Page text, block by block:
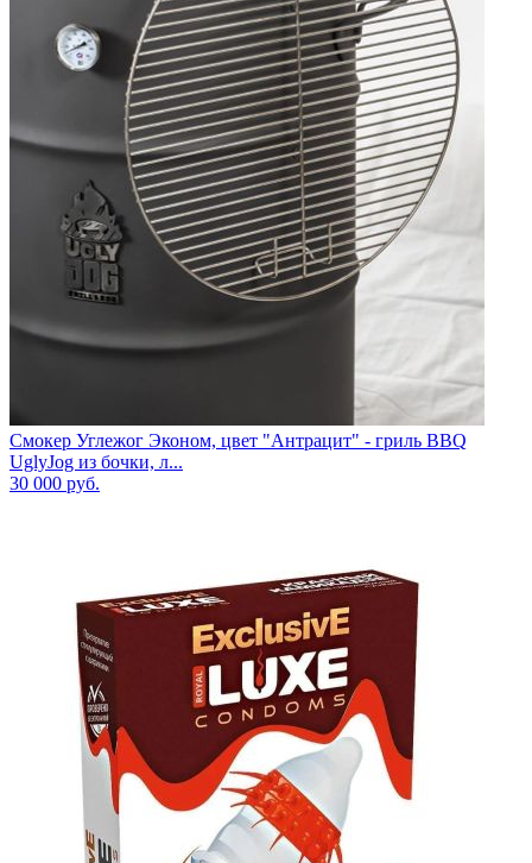
Смокер Углежог Эконом, цвет "Антрацит" - гриль BBQ
UglyJog из бочки, л...
30 000 руб.